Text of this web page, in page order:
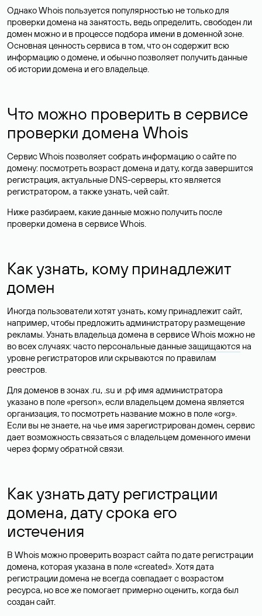
Однако Whois пользуется популярностью не только для
проверки домена на занятость, ведь определить, свободен ли
домен можно и в процессе подбора имени в доменной зоне.
Основная ценность сервиса в том, что он содержит всю
информацию о домене, и обычно позволяет получить данные
об истории домена и его владельце.
Что можно проверить в сервисе
проверки домена Whois
Сервис Whois позволяет собрать информацию о сайте по
домену: посмотреть возраст домена и дату, когда завершится
регистрация, актуальные DNS-серверы, кто является
регистратором, а также узнать, чей сайт.
Ниже разбираем, какие данные можно получить после
проверки домена в сервисе Whois.
Как узнать, кому принадлежит
домен
Иногда пользователи хотят узнать, кому принадлежит сайт,
например, чтобы предложить администратору размещение
рекламы. Узнать владельца домена в сервисе Whois можно не
во всех случаях: часто персональные данныезащищаются на
уровне регистраторов или скрываются по правилам
реестров.
Для доменов в зонах .ru, .su и .рф имя администратора
указано в поле «person», если владельцем домена является
организация, то посмотреть название можно в поле «org».
Если вы не знаете, на чье имя зарегистрирован домен, сервис
дает возможность связаться с владельцем доменного имени
через форму обратной связи.
Как узнать дату регистрации
домена, дату срока его
истечения
В Whois можно проверить возраст сайта по дате регистрации
домена, которая указана в поле «created». Хотя дата
регистрации домена не всегда совпадает с возрастом
ресурса, но все же помогает примерно оценить, когда был
создан сайт.